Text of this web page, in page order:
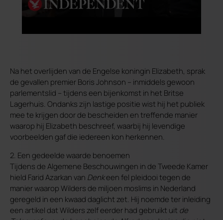
Na het overlijden van de Engelse koningin Elizabeth, sprak
de gevallen premier Boris Johnson – inmiddels gewoon
parlementslid – tijdens een bijenkomst in het Britse
Lagerhuis. Ondanks zijn lastige positie wist hij het publiek
mee te krijgen door de bescheiden en treffende manier
waarop hij Elizabeth beschreef, waarbij hij levendige
voorbeelden gaf die iedereen kon herkennen.
2. Een gedeelde waarde benoemen
Tijdens de Algemene Beschouwingen in de Tweede Kamer
hield Farid Azarkan van Denkeen fel pleidooi tegen de
manier waarop Wilders de miljoen moslims in Nederland
geregeld in een kwaad daglicht zet. Hij noemde ter inleiding
een artikel dat Wilders zelf eerder had gebruikt uit de